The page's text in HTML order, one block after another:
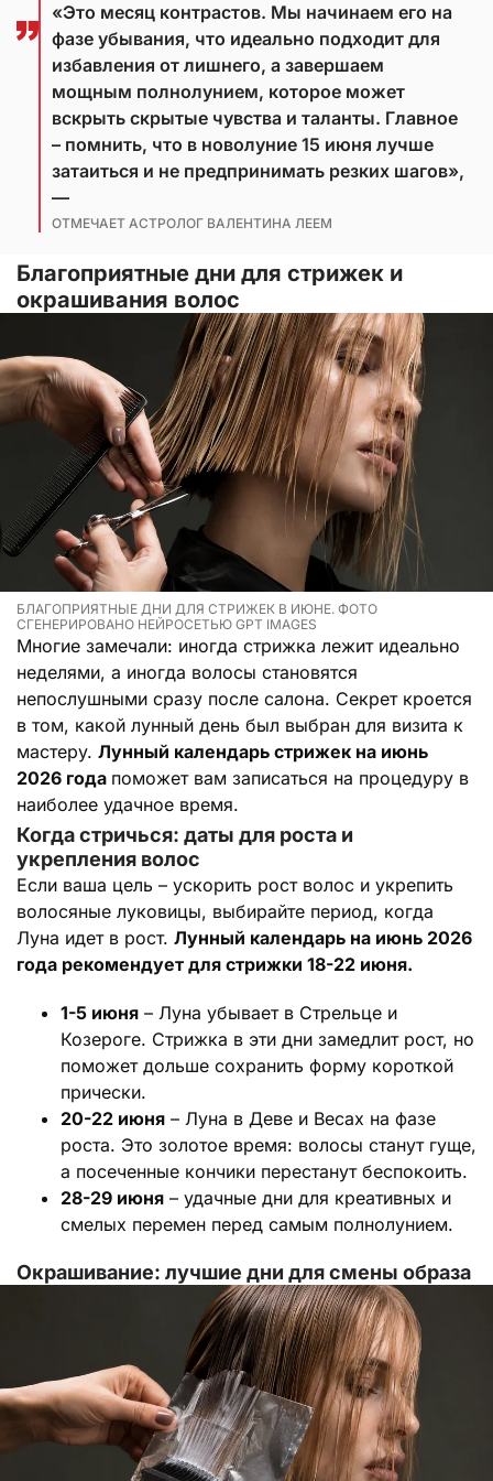
«Это месяц контрастов. Мы начинаем его на
фазе убывания, что идеально подходит для
избавления от лишнего, а завершаем
мощным полнолунием, которое может
вскрыть скрытые чувства и таланты. Главное
– помнить, что в новолуние 15 июня лучше
затаиться и не предпринимать резких шагов»,
—
ОТМЕЧАЕТ АСТРОЛОГ ВАЛЕНТИНА ЛЕЕМ
Благоприятные дни для стрижек и
окрашивания волос
БЛАГОПРИЯТНЫЕ ДНИ ДЛЯ СТРИЖЕК В ИЮНЕ. ФОТО
СГЕНЕРИРОВАНО НЕЙРОСЕТЬЮ GPT IMAGES
Многие замечали: иногда стрижка лежит идеально
неделями, а иногда волосы становятся
непослушными сразу после салона. Секрет кроется
в том, какой лунный день был выбран для визита к
мастеру. Лунный календарь стрижек на июнь
2026 года поможет вам записаться на процедуру в
наиболее удачное время.
Когда стричься: даты для роста и
укрепления волос
Если ваша цель – ускорить рост волос и укрепить
волосяные луковицы, выбирайте период, когда
Луна идет в рост. Лунный календарь на июнь 2026
года рекомендует для стрижки 18-22 июня.
1-5 июня – Луна убывает в Стрельце и
Козероге. Стрижка в эти дни замедлит рост, но
поможет дольше сохранить форму короткой
прически.
20-22 июня – Луна в Деве и Весах на фазе
роста. Это золотое время: волосы станут гуще,
а посеченные кончики перестанут беспокоить.
28-29 июня – удачные дни для креативных и
смелых перемен перед самым полнолунием.
Окрашивание: лучшие дни для смены образа